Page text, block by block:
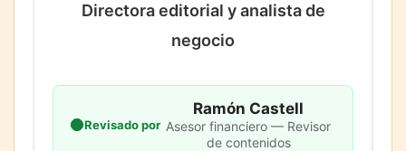
Directora editorial y analista de
negocio
Revisado por
Ramón Castell
Asesor financiero — Revisor
de contenidos